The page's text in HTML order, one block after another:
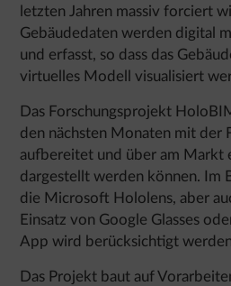
letzten Jahren massiv forciert
Gebäudedaten werden digital
und erfasst, so dass das
virtuelles Modell visualisiert
Das Forschungsprojekt
den nächsten Monaten mit der
aufbereitet und über am Markt
dargestellt werden können. Im
die Microsoft Hololens, aber
Einsatz von Google Glasses
App wird berücksichtigt
Das Projekt baut auf